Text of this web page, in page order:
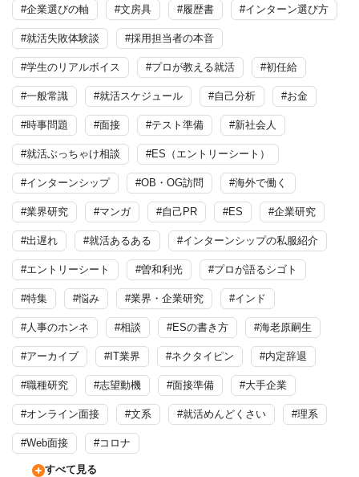
#企業選びの軸 #文房具 #履歴書 #インターン選び方
#就活失敗体験談 #採用担当者の本音
#学生のリアルボイス #プロが教える就活 #初任給
#一般常識 #就活スケジュール #自己分析 #お金
#時事問題 #面接 #テスト準備 #新社会人
#就活ぶっちゃけ相談 #ES（エントリーシート）
#インターンシップ #OB・OG訪問 #海外で働く
#業界研究 #マンガ #自己PR #ES #企業研究
#出遅れ #就活あるある #インターンシップの私服紹介
#エントリーシート #曽和利光 #プロが語るシゴト
#特集 #悩み #業界・企業研究 #インド
#人事のホンネ #相談 #ESの書き方 #海老原嗣生
#アーカイブ #IT業界 #ネクタイピン #内定辞退
#職種研究 #志望動機 #面接準備 #大手企業
#オンライン面接 #文系 #就活めんどくさい #理系
#Web面接 #コロナ
すべて見る